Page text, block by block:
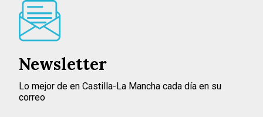
Newsletter
Lo mejor de en Castilla-La Mancha cada día en su
correo